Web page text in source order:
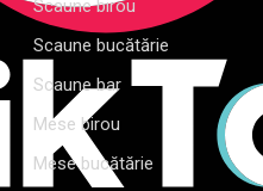
Scaune birou
Scaune bucătărie
Scaune bar
Mese birou
Mese bucătărie